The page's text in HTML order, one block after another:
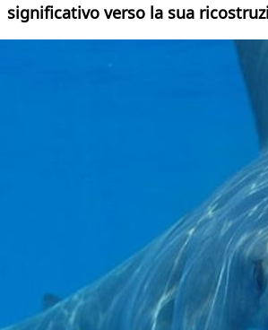
significativo verso la sua